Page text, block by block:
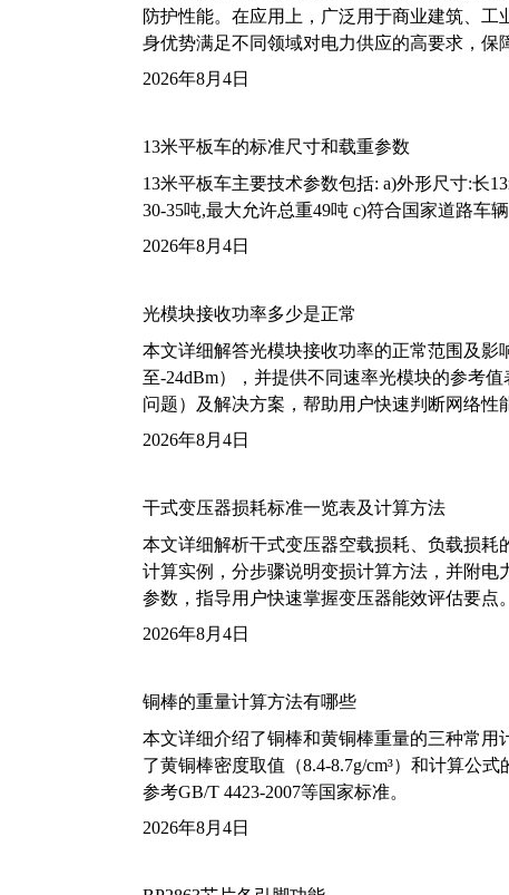
防护性能。在应用上，广泛用于商业建筑、
身优势满足不同领域对电力供应的高要求，保
2026年8月4日
13米平板车的标准尺寸和载重参数
13米平板车主要技术参数包括: a)外形尺寸:长
30-35吨,最大允许总重49吨 c)符合国家道路车
2026年8月4日
光模块接收功率多少是正常
本文详细解答光模块接收功率的正常范围及
至-24dBm），并提供不同速率光模块的参考
问题）及解决方案，帮助用户快速判断网络性
2026年8月4日
干式变压器损耗标准一览表及计算方法
本文详细解析干式变压器空载损耗、负载损耗
计算实例，分步骤说明变损计算方法，并附电
参数，指导用户快速掌握变压器能效评估要点。
2026年8月4日
铜棒的重量计算方法有哪些
本文详细介绍了铜棒和黄铜棒重量的三种常
了黄铜棒密度取值（8.4-8.7g/cm³）和计算公
参考GB/T 4423-2007等国家标准。
2026年8月4日